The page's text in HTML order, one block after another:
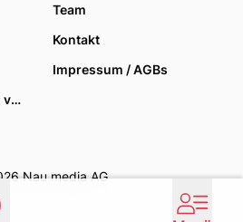
Team
Kontakt
Impressum / AGBs
Datenschutzoptionen verwalten
Nau media AG